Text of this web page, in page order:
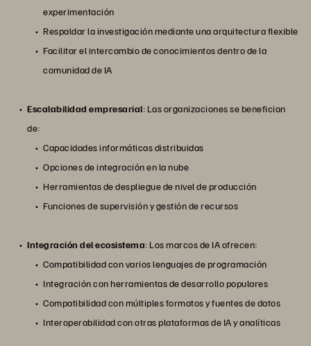
experimentación
Respaldar la investigación mediante una arquitectura flexible
Facilitar el intercambio de conocimientos dentro de la
comunidad de IA
Escalabilidad empresarial: Las organizaciones se benefician
de:
Capacidades informáticas distribuidas
Opciones de integración en la nube
Herramientas de despliegue de nivel de producción
Funciones de supervisión y gestión de recursos
Integración del ecosistema: Los marcos de IA ofrecen:
Compatibilidad con varios lenguajes de programación
Integración con herramientas de desarrollo populares
Compatibilidad con múltiples formatos y fuentes de datos
Interoperabilidad con otras plataformas de IA y analíticas